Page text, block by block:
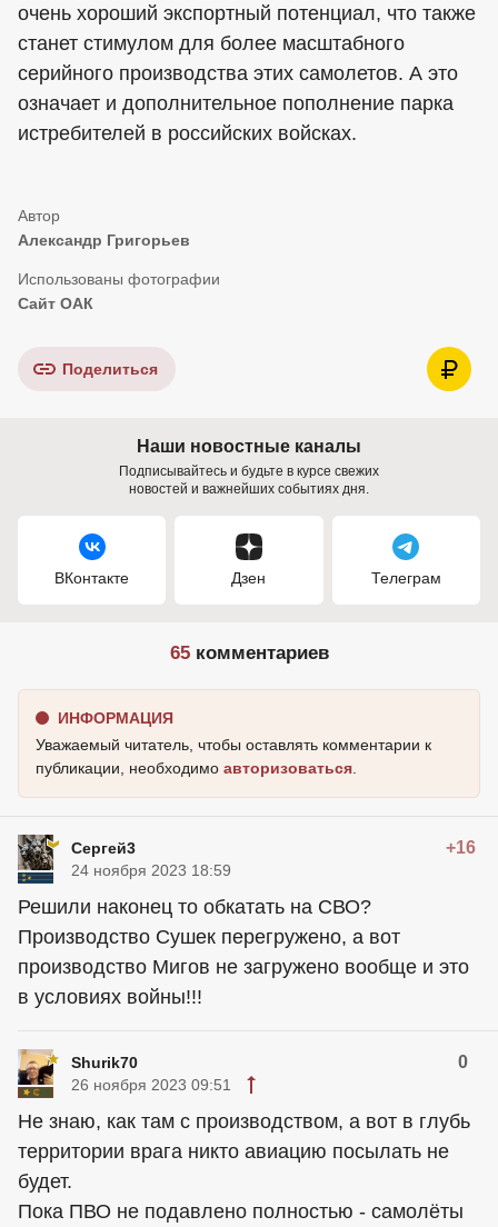
очень хороший экспортный потенциал, что также
станет стимулом для более масштабного
серийного производства этих самолетов. А это
означает и дополнительное пополнение парка
истребителей в российских войсках.
Александр Григорьев
Сайт ОАК
Поделиться
Наши новостные каналы
Подписывайтесь и будьте в курсе свежих
новостей и важнейших событиях дня.
ВКонтакте Дзен Телеграм
65комментариев
ИНФОРМАЦИЯ
Уважаемый читатель, чтобы оставлять комментарии к
публикации, необходимо авторизоваться
Сергей3 +16
24 ноября 2023 18:59
Решили наконец то обкатать на СВО?
Производство Сушек перегружено, а вот
производство Мигов не загружено вообще и это
в условиях войны!!!
Shurik70 0
26 ноября 2023 09:51
Не знаю, как там с производством, а вот в глубь
территории врага никто авиацию посылать не
будет.
Пока ПВО не подавлено полностью - самолёты